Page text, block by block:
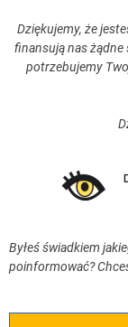
Dziękujemy, że
finansują nas żądne
potrzebujemy
Byłeś świadkiem
poinformować?